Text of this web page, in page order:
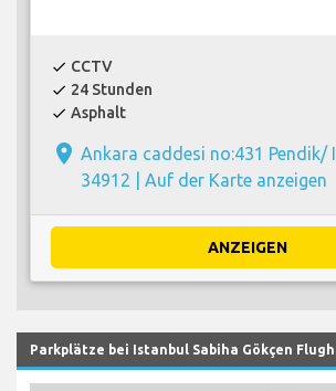
check CCTV
check 24 Stunden
check Asphalt
place Ankara caddesi no:431 Pendik/
34912 | Auf der Karte anzeigen
ANZEIGEN
Parkplätze bei Istanbul Sabiha Gökçen